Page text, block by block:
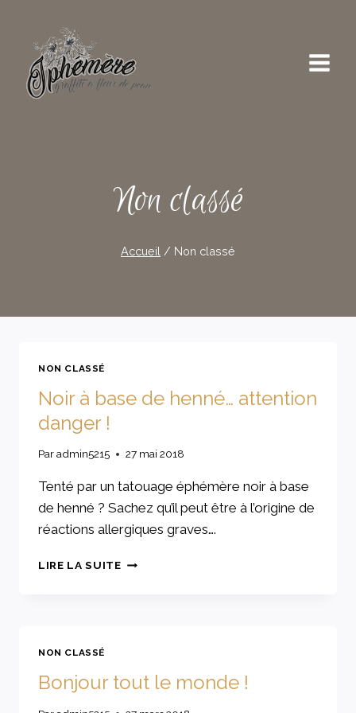
content
Non classé
Accueil / Non classé
NON CLASSÉ
Noir à base de henné… attention
danger !
Paradmin5215 27 mai 2018
Tenté par un tatouage éphémère noir à base
de henné ? Sachez qu’il peut être à l’origine de
réactions allergiques graves….
LIRE LA SUITENOIR
!
NON CLASSÉ
Bonjour tout le monde !